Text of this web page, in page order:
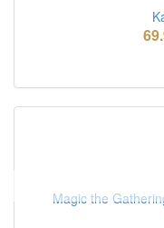
Magic the